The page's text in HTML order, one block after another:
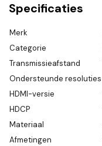
Specificaties
Merk
Categorie
Transmissieafstand
Ondersteunde resoluties
HDMI-versie
HDCP
Materiaal
Afmetingen